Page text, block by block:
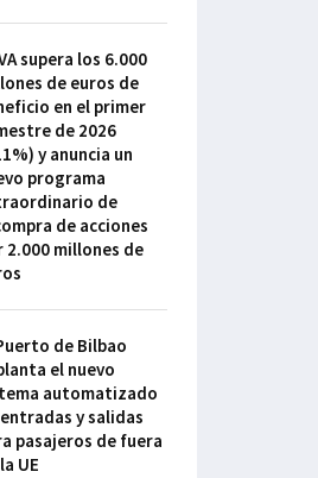
supera los 6.000
de euros de
en el primer
de 2026
y anuncia un
programa
de
de acciones
2.000 millones de
de Bilbao
el nuevo
automatizado
y salidas
pasajeros de fuera
UE